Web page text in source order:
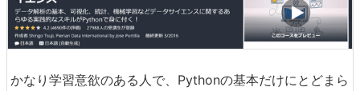
かなり学習意欲のある人で、Pythonの基本だけにとどまら